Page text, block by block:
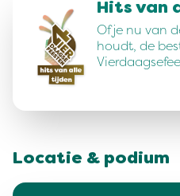
Hits van
Of je nu van
houdt, de
Locatie & podium